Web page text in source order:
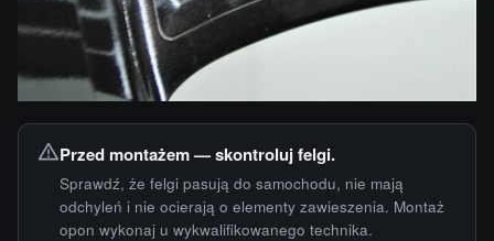
Przed montażem — skontroluj felgi.
Sprawdź, że felgi pasują do samochodu, nie mają
odchyleń i nie ocierają o elementy zawieszenia. Montaż
opon wykonaj u wykwalifikowanego technika.